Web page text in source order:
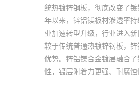
统热镀锌钢板，彻底改变了
年以来，锌铝镁板材渗透率
业加速转型升级，行业进入
较于传统普通热镀锌钢板，
优势。锌铝镁合金镀层融合
性，镀层附着力更强、耐腐